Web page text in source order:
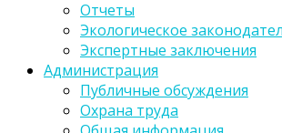
Отчеты
Экологическое
Экспертные заключения
Администрация
Публичные обсуждения
Охрана труда